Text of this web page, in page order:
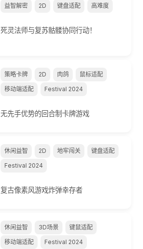
益智解密 2D 键盘适配 高难度
死灵法师与复苏骷髅协同行动！
策略卡牌 2D 肉鸽
鼠标适配
移动端适配
Festival 2024
无先手优势的回合制卡牌游戏
休闲益智 2D 地牢闯关
键盘适配
Festival 2024
复古像素风游戏炸弹幸存者
休闲益智 3D场景
键鼠适配
移动端适配
Festival 2024